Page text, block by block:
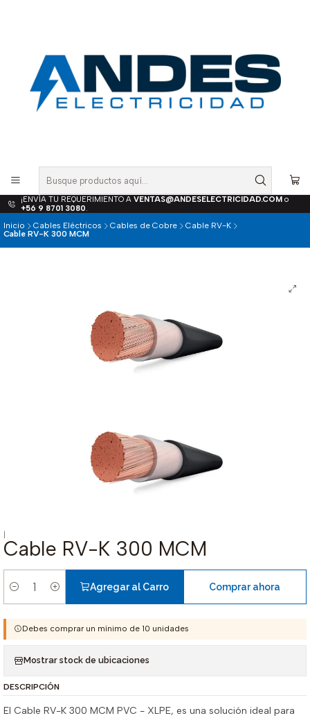
¡ENVÍA TU REQUERIMIENTO A VENTAS@ANDESELECTRICIDAD.COMo
+56 9 8701 3080.
Inicio
Cables Eléctricos Cables de Cobre
Cable RV-K
Cable RV-K 300 MCM
Cable RV-K 300 MCM
Cantidad
Agregar al Carro Comprar ahora
Debes comprar un mínimo de 10 unidades
Mostrar stock de ubicaciones
DESCRIPCIÓN
El Cable RV-K 300 MCM PVC - XLPE, es una solución ideal para